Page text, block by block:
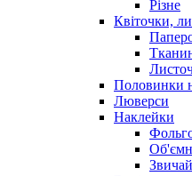
Різне
Квіточки,
Половинки
Люверси
Наклейки